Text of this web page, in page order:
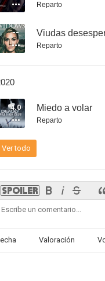
As Luck Would Have It
--
An Organized Killer
--
Reparto
-- Viudas
Reparto
4.0 Miedo a volar
Reparto
Ver todo
Valoración